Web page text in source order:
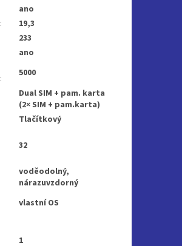
ano
:
19,3
233
ano
:
5000
Dual SIM + pam. karta
(2× SIM + pam.karta)
Tlačítkový
32
voděodolný,
nárazuvzdorný
vlastní OS
1